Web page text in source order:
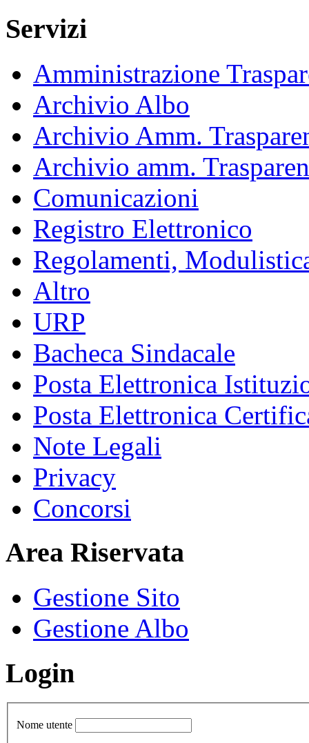
Servizi
Amministrazione
Archivio Albo
Archivio Amm.
Archivio amm.
Comunicazioni
Registro Elettronico
Regolamenti,
Altro
URP
Bacheca Sindacale
Posta Elettronica
Posta Elettronica
Note Legali
Privacy
Concorsi
Area Riservata
Gestione Sito
Gestione Albo
Login
Nome utente